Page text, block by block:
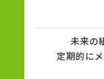
未来の
定期的に